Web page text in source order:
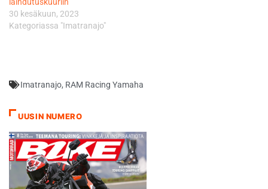
laihdutuskuuriin
30 kesäkuun, 2023
Kategoriassa "Imatranajo"
Imatranajo, RAM Racing Yamaha
UUSIN NUMERO